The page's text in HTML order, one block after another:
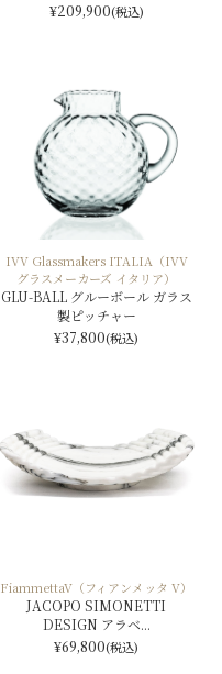
¥209,900(税込)
IVV Glassmakers ITALIA（IVV
グラスメーカーズ イタリア）
GLU-BALL グルーボール ガラス
製ピッチャー
¥37,800(税込)
FiammettaV（フィアンメッタ V）
JACOPO SIMONETTI
DESIGN アラベ...
¥69,800(税込)